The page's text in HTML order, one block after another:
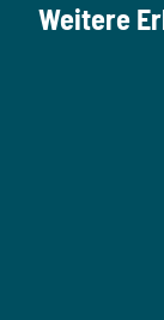
Weitere